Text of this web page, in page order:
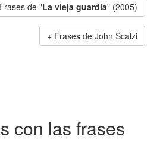
Frases de "La vieja guardia" (2005)
Frases de John Scalzi
con las frases